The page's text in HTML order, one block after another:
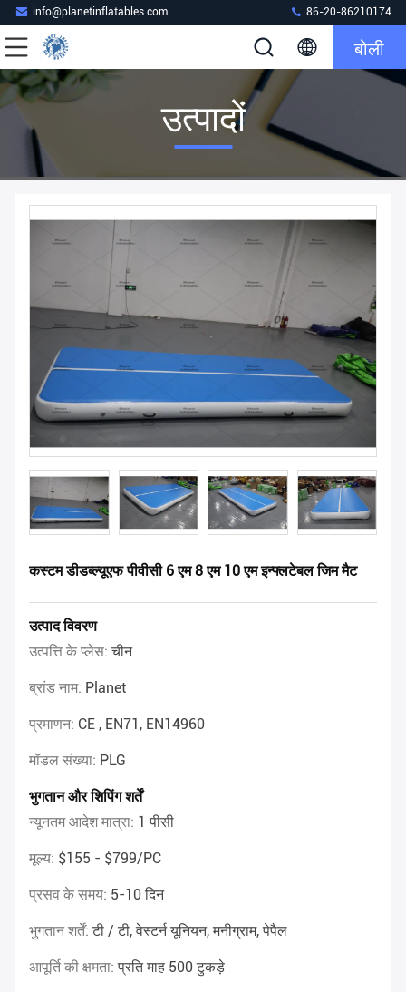
info@planetinflatables.com 86-20-86210174
बोली
उत्पादों
कस्टम डीडब्ल्यूएफ पीवीसी 6 एम 8 एम 10 एम इन्फ्लटेबल जिम मैट
उत्पाद विवरण
उत्पत्ति के प्लेस:चीन
ब्रांड नाम: Planet
प्रमाणन: CE , EN71, EN14960
मॉडल संख्या: PLG
भुगतान और शिपिंग शर्तें
न्यूनतम आदेश मात्रा: 1 पीसी
मूल्य: $155 - $799/PC
प्रसव के समय: 5-10 दिन
भुगतान शर्तें:टी / टी, वेस्टर्न यूनियन, मनीग्राम, पेपैल
आपूर्ति की क्षमता:प्रति माह 500 टुकड़े